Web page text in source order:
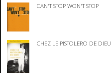
CAN'T STOP WON'T STOP
CHEZ LE PISTOLERO DE DIEU